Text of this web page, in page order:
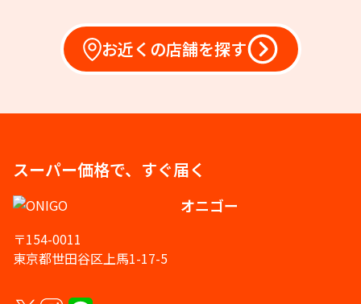
お近くの店舗を探す
スーパー価格で、すぐ届く
オニゴー
〒154-0011
東京都世田谷区上馬1-17-5